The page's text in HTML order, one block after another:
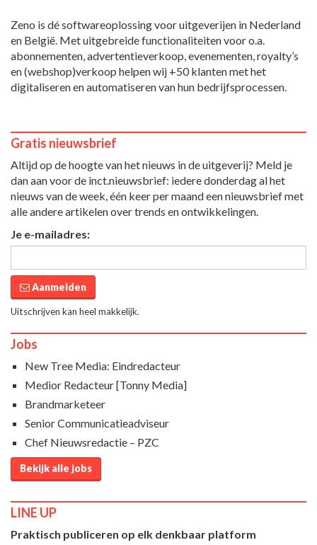
Zeno is dé softwareoplossing voor uitgeverijen in Nederland
en België. Met uitgebreide functionaliteiten voor o.a.
abonnementen, advertentieverkoop, evenementen, royalty’s
en (webshop)verkoop helpen wij +50 klanten met het
digitaliseren en automatiseren van hun bedrijfsprocessen.
Gratis nieuwsbrief
Altijd op de hoogte van het nieuws in de uitgeverij? Meld je
dan aan voor de inct.nieuwsbrief: iedere donderdag al het
nieuws van de week, één keer per maand een nieuwsbrief met
alle andere artikelen over trends en ontwikkelingen.
Je e-mailadres:
Aanmelden
Uitschrijven kan heel makkelijk.
Jobs
New Tree Media: Eindredacteur
Medior Redacteur [Tonny Media]
Brandmarketeer
Senior Communicatieadviseur
Chef Nieuwsredactie – PZC
Bekijk alle jobs
LINE UP
Praktisch publiceren op elk denkbaar platform